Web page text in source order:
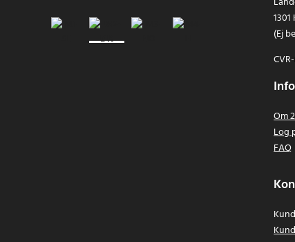
(Ej
Om
Log
FAQ